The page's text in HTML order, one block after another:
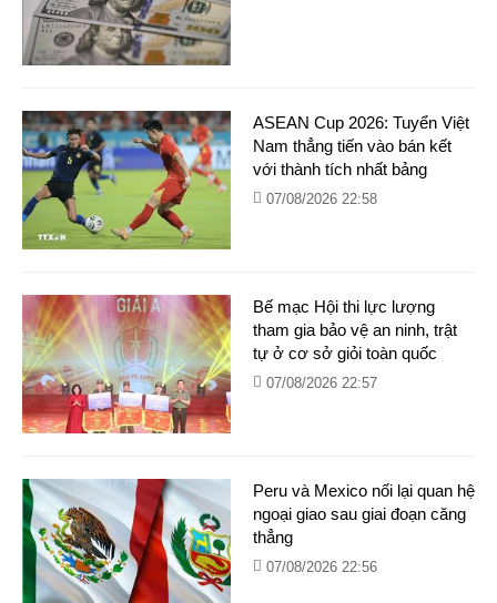
ASEAN Cup 2026: Tuyển Việt
Nam thẳng tiến vào bán kết
với thành tích nhất bảng
07/08/2026 22:58
Bế mạc Hội thi lực lượng
tham gia bảo vệ an ninh, trật
tự ở cơ sở giỏi toàn quốc
07/08/2026 22:57
Peru và Mexico nối lại quan hệ
ngoại giao sau giai đoạn căng
thẳng
07/08/2026 22:56